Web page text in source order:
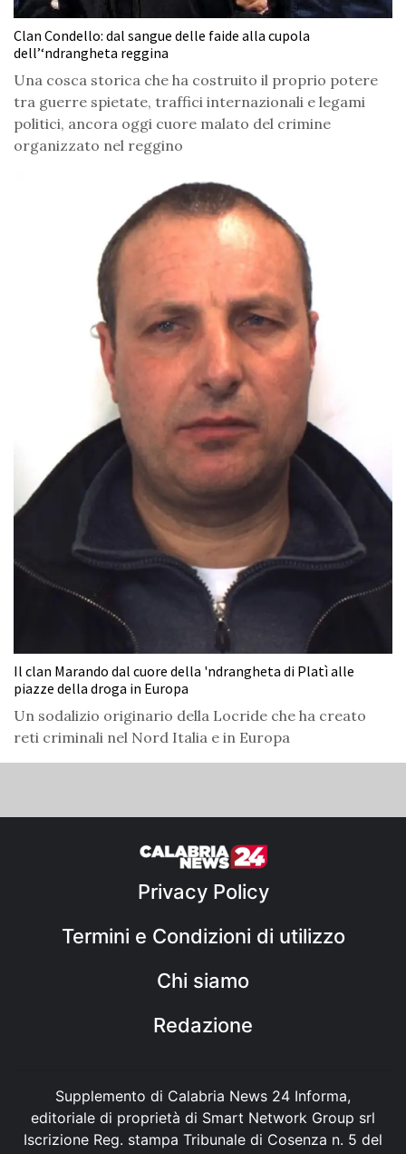
Clan Condello: dal sangue delle faide alla cupola
dell’‘ndrangheta reggina
Una cosca storica che ha costruito il proprio potere
tra guerre spietate, traffici internazionali e legami
politici, ancora oggi cuore malato del crimine
organizzato nel reggino
Il clan Marando dal cuore della 'ndrangheta di Platì alle
piazze della droga in Europa
Un sodalizio originario della Locride che ha creato
reti criminali nel Nord Italia e in Europa
Privacy Policy
Termini e Condizioni di utilizzo
Chi siamo
Redazione
Supplemento di Calabria News 24 Informa,
editoriale di proprietà di Smart Network Group srl
Iscrizione Reg. stampa Tribunale di Cosenza n. 5 del